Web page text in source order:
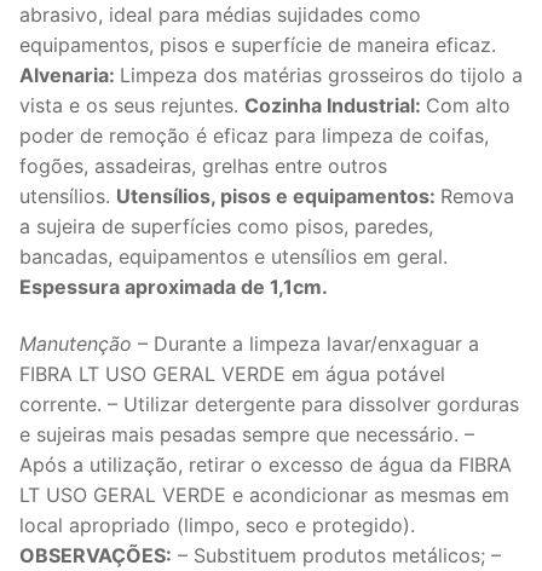
abrasivo, ideal para médias sujidades como
equipamentos, pisos e superfície de maneira eficaz.
Alvenaria: Limpeza dos matérias grosseiros do tijolo a
vista e os seus rejuntes. Cozinha Industrial: Com alto
poder de remoção é eficaz para limpeza de coifas,
fogões, assadeiras, grelhas entre outros
utensílios. Utensílios, pisos e equipamentos: Remova
a sujeira de superfícies como pisos, paredes,
bancadas, equipamentos e utensílios em geral.
Espessura aproximada de 1,1cm.
Manutenção – Durante a limpeza lavar/enxaguar a
FIBRA LT USO GERAL VERDE em água potável
corrente. – Utilizar detergente para dissolver gorduras
e sujeiras mais pesadas sempre que necessário. –
Após a utilização, retirar o excesso de água da FIBRA
LT USO GERAL VERDE e acondicionar as mesmas em
local apropriado (limpo, seco e protegido).
OBSERVAÇÕES: – Substituem produtos metálicos; –